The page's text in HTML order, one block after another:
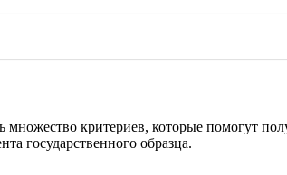
критериев, которые помогут
государственного образца.